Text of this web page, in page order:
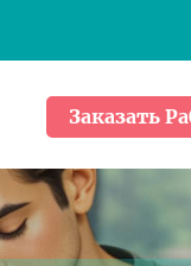
Заказать